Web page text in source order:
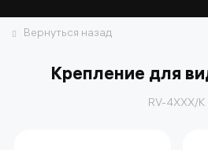
Вернуться назад
Крепление для
RV-4XXX/К